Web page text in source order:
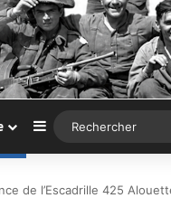
Sidebar (barre
de l’Escadrille 425